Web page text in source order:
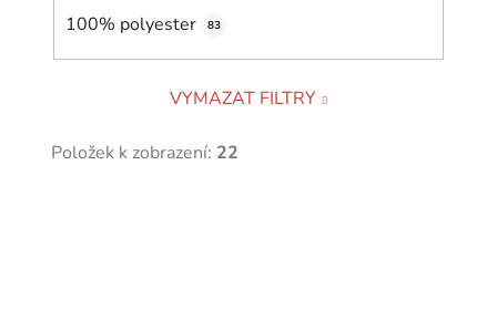
100% polyester 83
VYMAZAT FILTRY
Položek k zobrazení: 22